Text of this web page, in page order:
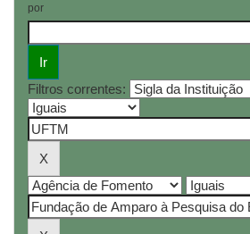
por
Filtros correntes: